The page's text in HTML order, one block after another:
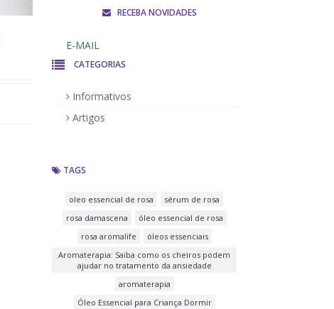
RECEBA NOVIDADES
CATEGORIAS
Informativos
Artigos
TAGS
oleo essencial de rosa
sérum de rosa
rosa damascena
óleo essencial de rosa
rosa aromalife
óleos essenciais
Aromaterapia: Saiba como os cheiros podem
ajudar no tratamento da ansiedade
aromaterapia
Óleo Essencial para Criança Dormir